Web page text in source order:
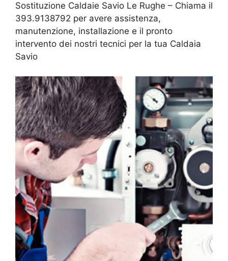
Sostituzione Caldaie Savio Le Rughe – Chiama il
393.9138792 per avere assistenza,
manutenzione, installazione e il pronto
intervento dei nostri tecnici per la tua Caldaia
Savio